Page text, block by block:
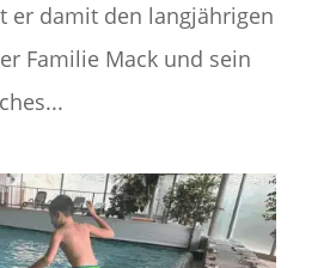
er damit den langjährigen
Familie Mack und sein